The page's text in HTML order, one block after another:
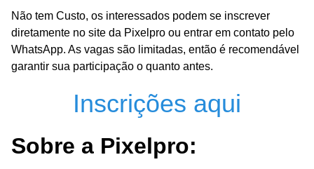
Não tem Custo, os interessados podem se inscrever
diretamente no site da Pixelpro ou entrar em contato pelo
WhatsApp. As vagas são limitadas, então é recomendável
garantir sua participação o quanto antes.
Inscrições aqui
Sobre a Pixelpro: